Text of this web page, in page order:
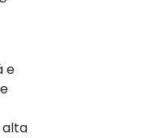
e
alta